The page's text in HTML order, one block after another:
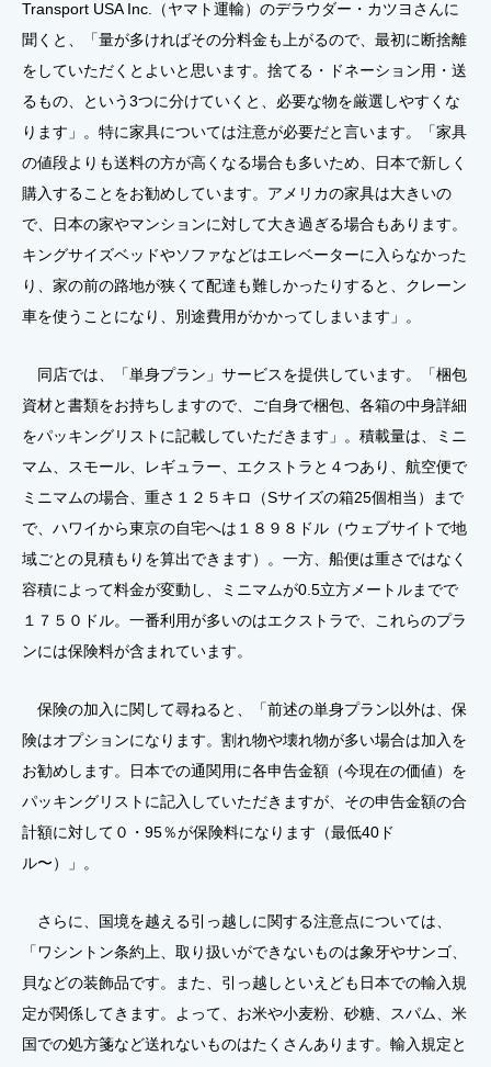
Transport USA Inc.（ヤマト運輸）のデラウダー・カツヨさんに
聞くと、「量が多ければその分料金も上がるので、最初に断捨離
をしていただくとよいと思います。捨てる・ドネーション用・送
るもの、という3つに分けていくと、必要な物を厳選しやすくな
ります」。特に家具については注意が必要だと言います。「家具
の値段よりも送料の方が高くなる場合も多いため、日本で新しく
購入することをお勧めしています。アメリカの家具は大きいの
で、日本の家やマンションに対して大き過ぎる場合もあります。
キングサイズベッドやソファなどはエレベーターに入らなかった
り、家の前の路地が狭くて配達も難しかったりすると、クレーン
車を使うことになり、別途費用がかかってしまいます」。
同店では、「単身プラン」サービスを提供しています。「梱包
資材と書類をお持ちしますので、ご自身で梱包、各箱の中身詳細
をパッキングリストに記載していただきます」。積載量は、ミニ
マム、スモール、レギュラー、エクストラと４つあり、航空便で
ミニマムの場合、重さ１２５キロ（Sサイズの箱25個相当）まで
で、ハワイから東京の自宅へは１８９８ドル（ウェブサイトで地
域ごとの見積もりを算出できます）。一方、船便は重さではなく
容積によって料金が変動し、ミニマムが0.5立方メートルまでで
１７５０ドル。一番利用が多いのはエクストラで、これらのプラ
ンには保険料が含まれています。
保険の加入に関して尋ねると、「前述の単身プラン以外は、保
険はオプションになります。割れ物や壊れ物が多い場合は加入を
お勧めします。日本での通関用に各申告金額（今現在の価値）を
パッキングリストに記入していただきますが、その申告金額の合
計額に対して０・95％が保険料になります（最低40ド
ル〜）」。
さらに、国境を越える引っ越しに関する注意点については、
「ワシントン条約上、取り扱いができないものは象牙やサンゴ、
貝などの装飾品です。また、引っ越しといえども日本での輸入規
定が関係してきます。よって、お米や小麦粉、砂糖、スパム、米
国での処方箋など送れないものはたくさんあります。輸入規定と